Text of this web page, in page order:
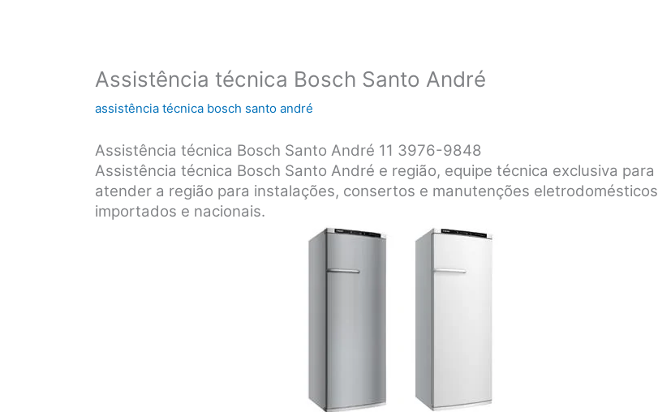
Assistência técnica Bosch Santo André
assistência técnica bosch santo andré
Assistência técnica Bosch Santo André 11 3976-9848
Assistência técnica Bosch Santo André e região, equipe técnica exclusiva para
atender a região para instalações, consertos e manutenções eletrodomésticos
importados e nacionais.